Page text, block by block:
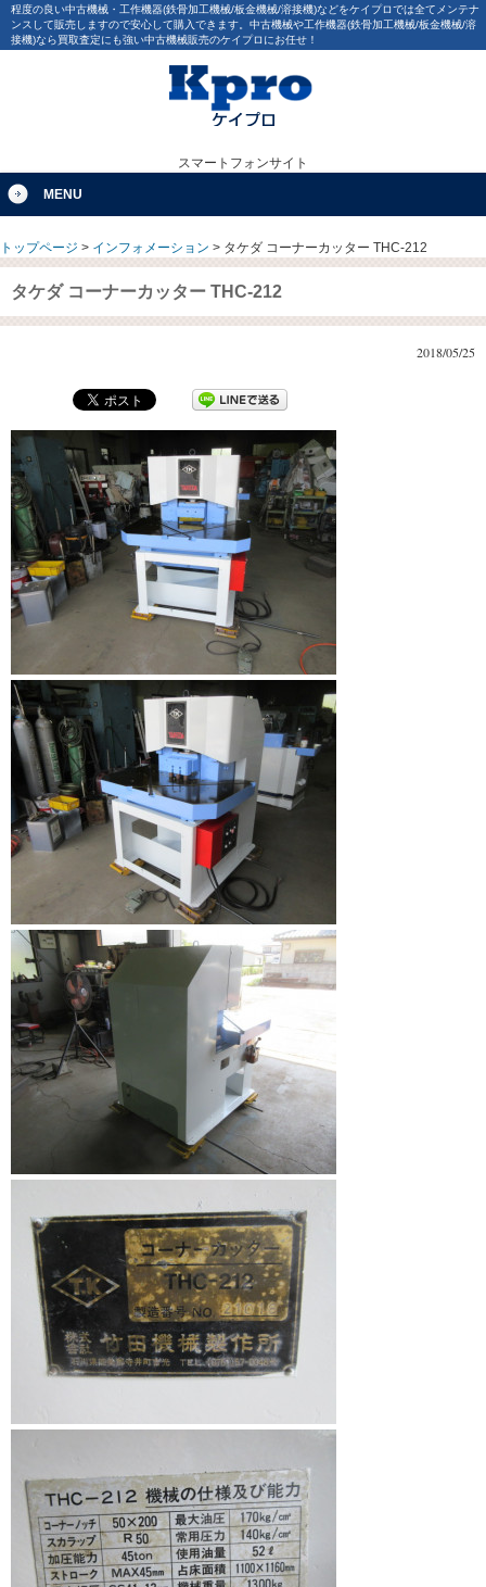
程度の良い中古機械・工作機器(鉄骨加工機械/板金機械/溶接機)などをケイプロでは全てメンテナ
ンスして販売しますので安心して購入できます。中古機械や工作機器(鉄骨加工機械/板金機械/溶
接機)なら買取査定にも強い中古機械販売のケイプロにお任せ！
スマートフォンサイト
MENU
トップページ > インフォメーション > タケダ コーナーカッター THC-212
タケダ コーナーカッター THC-212
2018/05/25